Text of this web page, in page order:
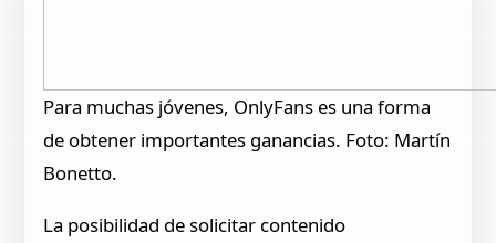
Para muchas jóvenes, OnlyFans es una forma
de obtener importantes ganancias. Foto: Martín
Bonetto.
La posibilidad de solicitar contenido